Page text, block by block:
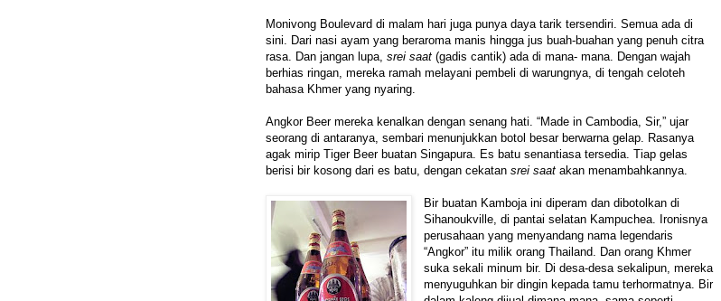
Monivong Boulevard di malam hari juga punya daya tarik tersendiri. Semua ada di
sini. Dari nasi ayam yang beraroma manis hingga jus buah-buahan yang penuh citra
rasa. Dan jangan lupa, srei saat (gadis cantik) ada di mana- mana. Dengan wajah
berhias ringan, mereka ramah melayani pembeli di warungnya, di tengah celoteh
bahasa Khmer yang nyaring.
Angkor Beer mereka kenalkan dengan senang hati. “Made in Cambodia, Sir,” ujar
seorang di antaranya, sembari menunjukkan botol besar berwarna gelap. Rasanya
agak mirip Tiger Beer buatan Singapura. Es batu senantiasa tersedia. Tiap gelas
berisi bir kosong dari es batu, dengan cekatan srei saat akan menambahkannya.
Bir buatan Kamboja ini diperam dan dibotolkan di
Sihanoukville, di pantai selatan Kampuchea. Ironisnya
perusahaan yang menyandang nama legendaris
“Angkor” itu milik orang Thailand. Dan orang Khmer
suka sekali minum bir. Di desa-desa sekalipun, mereka
menyuguhkan bir dingin kepada tamu terhormatnya. Bir